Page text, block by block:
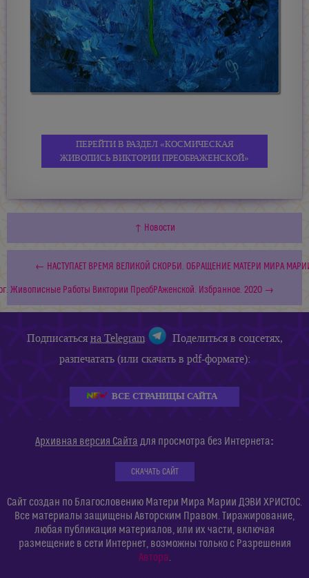
ПЕРЕЙТИ В РАЗДЕЛ «КОСМИЧЕСКАЯ
ЖИВОПИСЬ ВИКТОРИИ ПРЕОБРАЖЕНСКОЙ»
↑ Новости
← НАСТУПАЕТ ВРЕМЯ ВЕЛИКОЙ СКОРБИ. ОБРАЩЕНИЕ МАТЕРИ МИРА
Живописные Работы Виктории ПреобРАженской. Избранное. 2020 →
Подписатьсяна Telegram
Поделиться в соцсетях,
разпечатать (или скачать в pdf-формате):
ВСЕ СТРАНИЦЫ САЙТА
Архивная версия Сайта для просмотра без Интернета:
СКАЧАТЬ САЙТ
Сайт создан по Благословению Матери Мира Марии ДЭВИ ХРИСТОС.
Все материалы защищены Авторским Правом. Тиражирование,
любая публикация материалов, или их части, включая
размещение в сети Интернет, возможны только с Разрешения
Автора.